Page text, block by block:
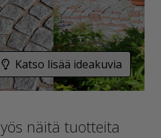
Katso lisää ideakuvia
näitä tuotteita